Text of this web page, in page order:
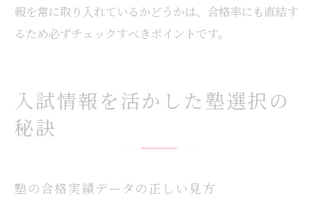
報を常に取り入れているかどうかは、合格率にも直結す
るため必ずチェックすべきポイントです。
入試情報を活かした塾選択の
秘訣
塾の合格実績データの正しい見方